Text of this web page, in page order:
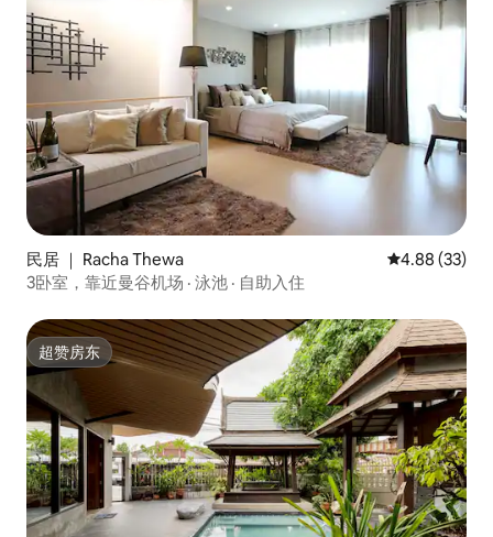
民居 ｜ Racha Thewa 平均评分
4.88 (33)
3卧室，靠近曼谷机场 · 泳池 · 自助入住
超赞房东
超赞房东